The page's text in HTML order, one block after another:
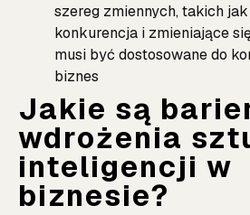
szereg zmiennych, takich
konkurencja i zmieniające
musi być dostosowane do
biznes
Jakie są
wdrożenia
inteligencji w
biznesie?